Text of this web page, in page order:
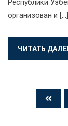
Республики
организован и […]
ЧИТАТЬ